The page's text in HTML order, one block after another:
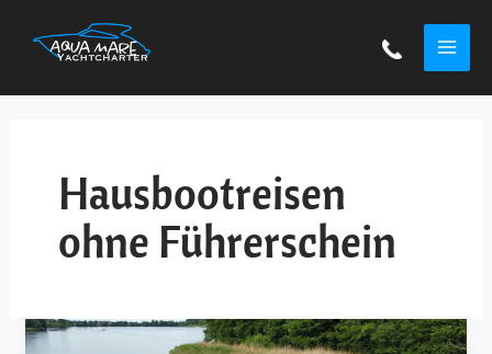
Inhalt
springen
Hausbootreisen
ohne Führerschein